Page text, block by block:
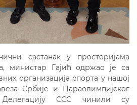
састанак у просторијама
министар Гајић одржао је са
организација спорта у нашој
Србије и Параолимпијског
Делегацију ССС чинили су